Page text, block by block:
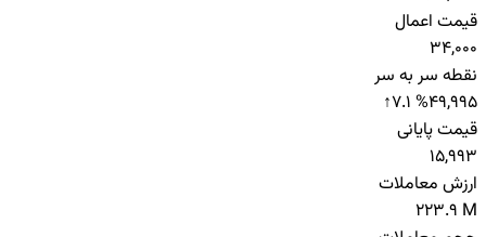
قیمت اعمال
34,000
نقطه سر به سر
49,995
↑7.1 %
قیمت پایانی
15,993
ارزش معاملات
223.9 M